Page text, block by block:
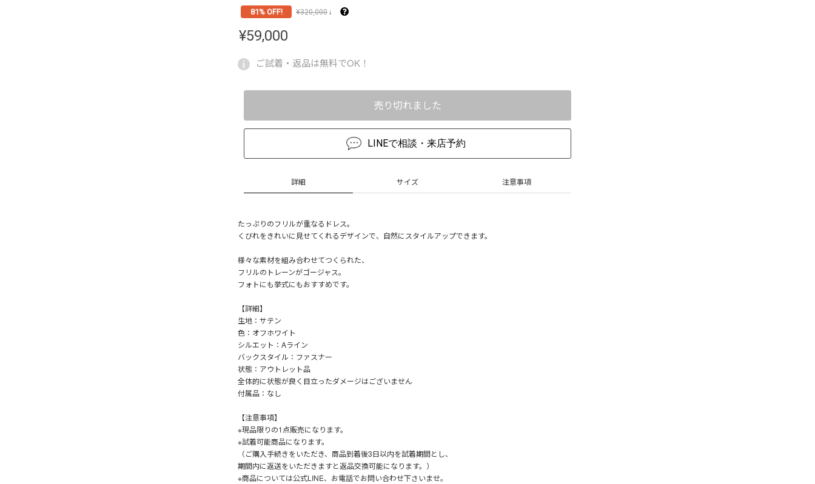
¥320,000↓
81% OFF!
¥59,000
ご試着・返品は無料でOK！
売り切れました
LINEで相談・来店予約
詳細 サイズ 注意事項
たっぷりのフリルが重なるドレス。
くびれをきれいに見せてくれるデザインで、自然にスタイルアップできます。
様々な素材を組み合わせてつくられた、
フリルのトレーンがゴージャス。
フォトにも挙式にもおすすめです。
【詳細】
生地：サテン
色：オフホワイト
シルエット：Aライン
バックスタイル：ファスナー
状態：アウトレット品
全体的に状態が良く目立ったダメージはございません
付属品：なし
【注意事項】
※現品限りの1点販売になります。
※試着可能商品になります。
（ご購入手続きをいただき、商品到着後3日以内を試着期間とし、
期間内に返送をいただきますと返品交換可能になります。）
※商品については公式LINE、お電話でお問い合わせ下さいませ。